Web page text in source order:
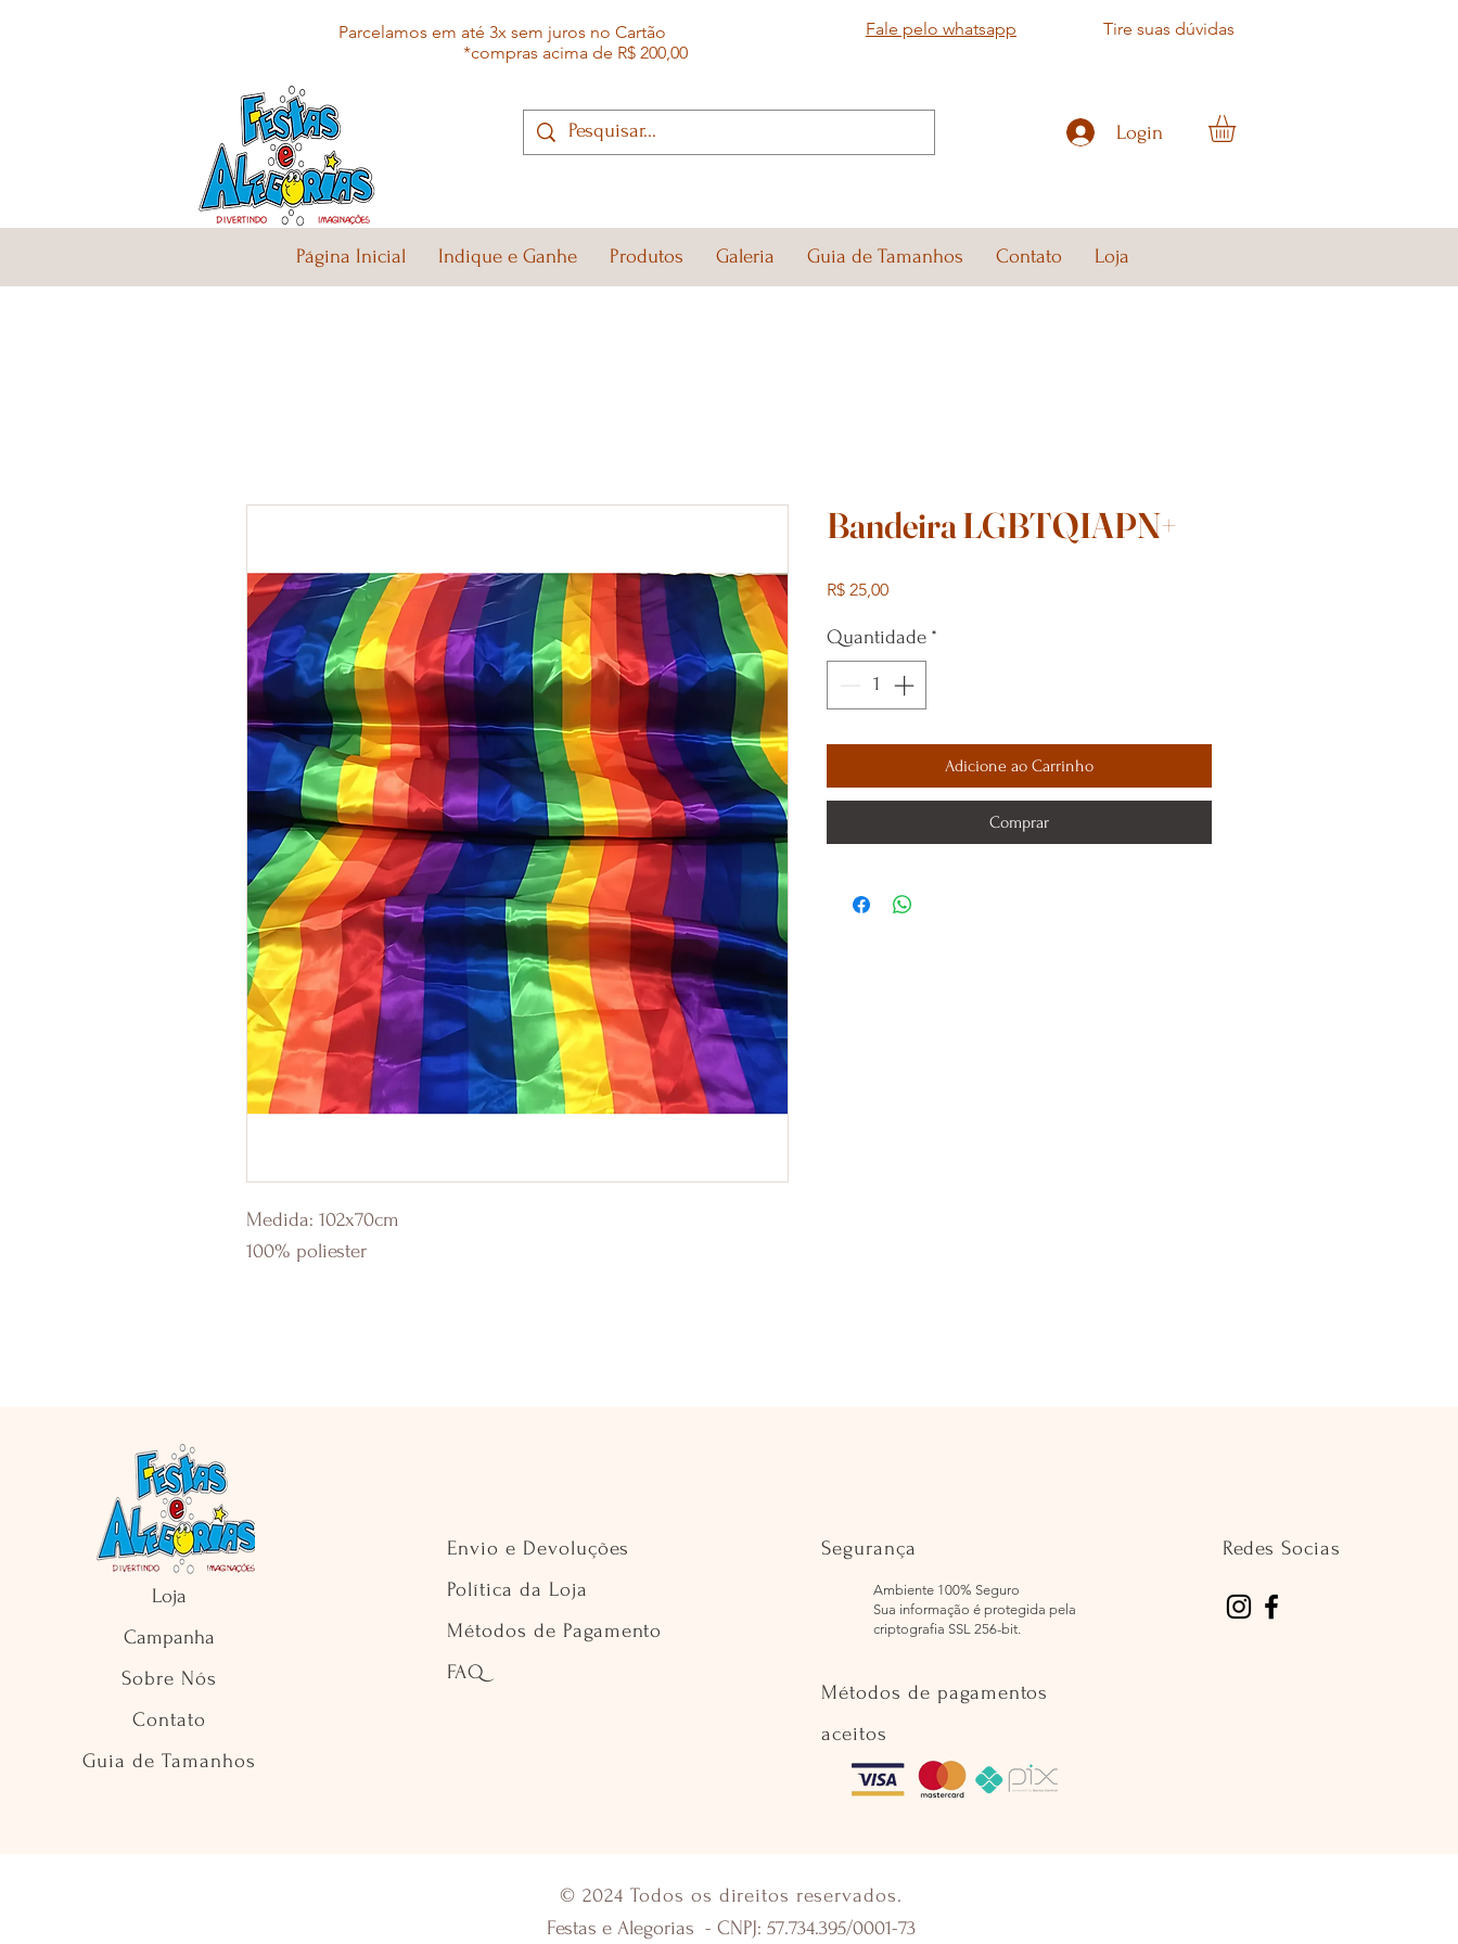
Parcelamos em até 3x sem juros no Cartão Fale pelo whatsapp
Tire suas dúvidas
*compras acima de R$ 200,00
Login
Página Inicial Indique e Ganhe Produtos Galeria Guia de Tamanhos Contato Loja
Medida: 102x70cm
100% poliester
Bandeira LGBTQIAPN+
R$ 25,00Preço
Quantidade *
Adicione ao Carrinho
Comprar
Loja
Campanha
Sobre Nós
Contato
Guia de Tamanhos
Envio e Devoluções
Política da Loja
Métodos de Pagamento
FAQ
Segurança
Ambiente 100% Seguro
Sua informação é protegida pela
criptografia SSL 256-bit.
Métodos de pagamentos
aceitos
Redes Socias
© 2024 Todos os direitos reservados.
Festas e Alegorias - CNPJ: 57.734.395/0001-73